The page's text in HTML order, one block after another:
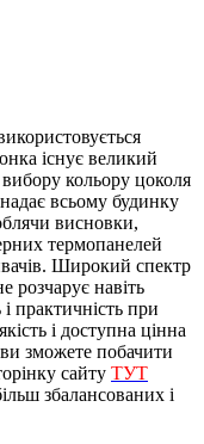
існує великий
вибору кольору цоколя
всьому будинку
висновки,
термопанелей
Широкий спектр
розчарує навіть
практичність при
і доступна цінна
зможете побачити
сайту ТУТ
збалансованих і